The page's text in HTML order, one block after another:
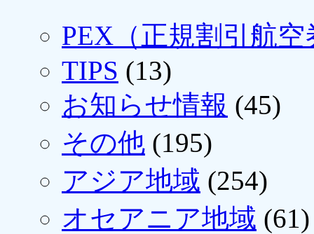
PEX（正規割引航空
TIPS (13)
お知らせ情報 (45)
その他 (195)
アジア地域 (254)
オセアニア地域 (61)